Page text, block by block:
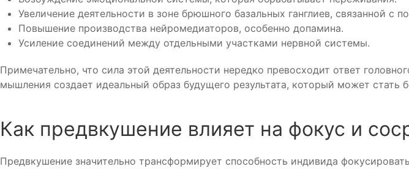
Увеличение деятельности в зоне брюшного базальных ганглиев, связанной с
Повышение производства нейромедиаторов, особенно допамина.
Усиление соединений между отдельными участками нервной системы.
Примечательно, что сила этой деятельности нередко превосходит ответ
мышления создает идеальный образ будущего результата, который может стать
Как предвкушение влияет на фокус и
Предвкушение значительно трансформирует способность индивида